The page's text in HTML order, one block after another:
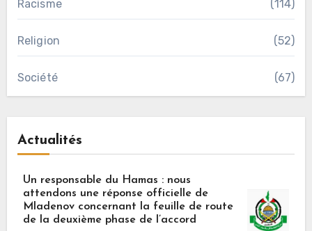
Racisme (114)
Religion (52)
Société (67)
Actualités
Un responsable du Hamas : nous
attendons une réponse officielle de
Mladenov concernant la feuille de route
de la deuxième phase de l’accord